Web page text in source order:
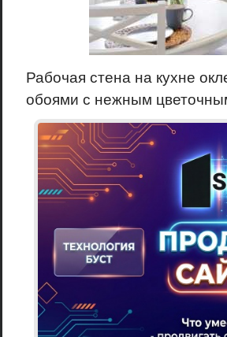
Рабочая стена на кухне
обоями с нежным